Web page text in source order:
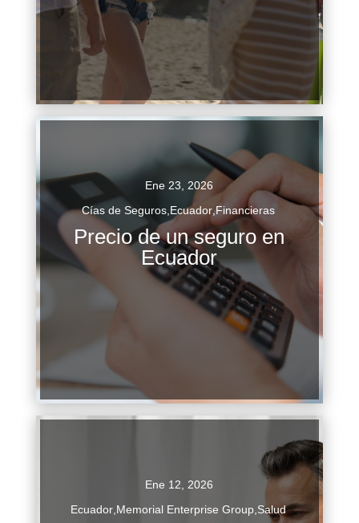
Continuar Leyendo
Ene 23, 2026
Cías de Seguros,Ecuador,Financieras
Precio de un seguro en
Ecuador
Determinar el precio de un seguro en Ecuador
es un proceso que depende de múltiples
variables interconectadas. Factores como el tipo
de cobertura (vehículo, salud,...
Continuar Leyendo
Ene 12, 2026
Ecuador, Memorial Enterprise Group, Salud